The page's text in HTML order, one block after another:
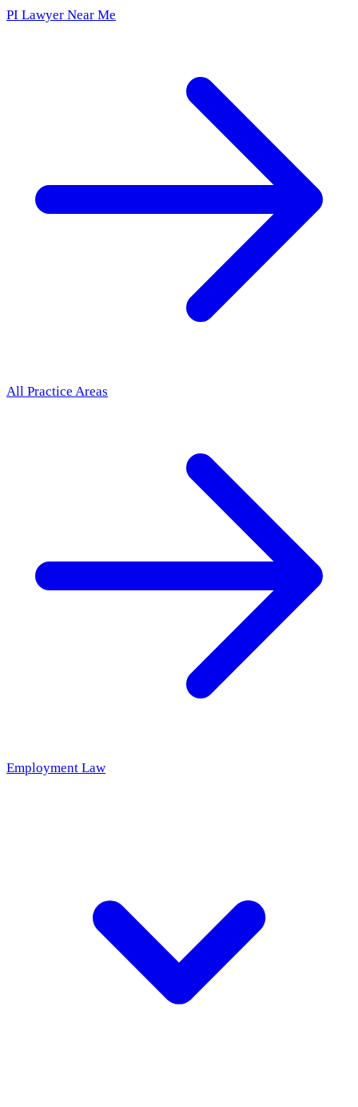
PI Lawyer Near Me
All Practice Areas
Employment Law